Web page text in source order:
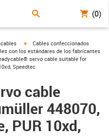
(0)
igus-icon-arrow-right
Cables confeccionados
con los estándares de los fabricantes
icon-arrow-rightservo cable suitable for
Speedtec
cable
448070,
PUR 10xd,